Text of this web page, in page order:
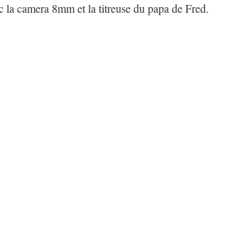
la camera 8mm et la titreuse du papa de Fred.